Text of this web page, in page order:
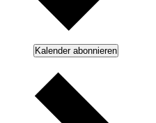
Kalender abonnieren